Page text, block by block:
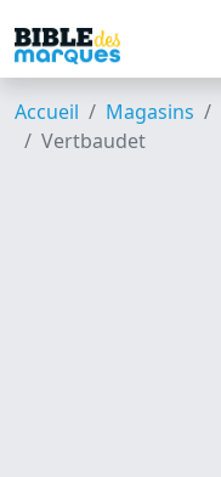
Accueil Magasins
Vertbaudet